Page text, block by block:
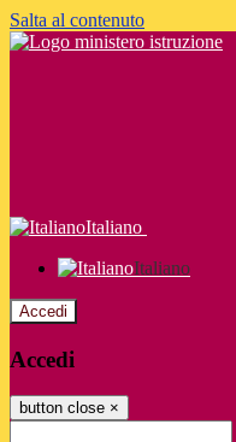
Salta al contenuto
Italiano
Italiano
Accedi
Accedi
button close ×